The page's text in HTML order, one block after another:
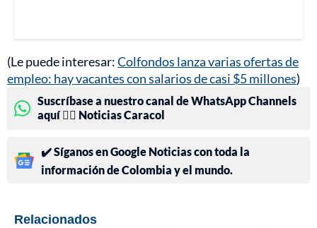
(Le puede interesar:Colfondos lanza varias ofertas de
empleo: hay vacantes con salarios de casi $5 millones)
Suscríbase a nuestro canal de WhatsApp Channels
aquí 👉🏻 Noticias Caracol
✔️ Síganos en Google Noticias con toda la
información de Colombia y el mundo.
Relacionados